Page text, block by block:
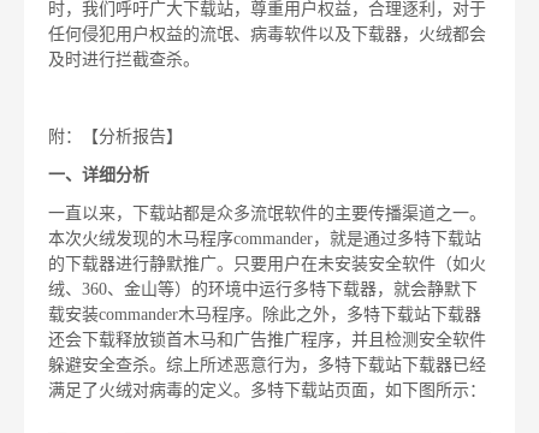
时，我们呼吁广大下载站，尊重用户权益，合理逐利，对于
任何侵犯用户权益的流氓、病毒软件以及下载器，火绒都会
及时进行拦截查杀。
附：【分析报告】
一、 详细分析
一直以来，下载站都是众多流氓软件的主要传播渠道之一。
本次火绒发现的木马程序commander，就是通过多特下载站
的下载器进行静默推广。只要用户在未安装安全软件（如火
绒、360、金山等）的环境中运行多特下载器，就会静默下
载安装commander木马程序。除此之外，多特下载站下载器
还会下载释放锁首木马和广告推广程序，并且检测安全软件
躲避安全查杀。综上所述恶意行为，多特下载站下载器已经
满足了火绒对病毒的定义。多特下载站页面，如下图所示：